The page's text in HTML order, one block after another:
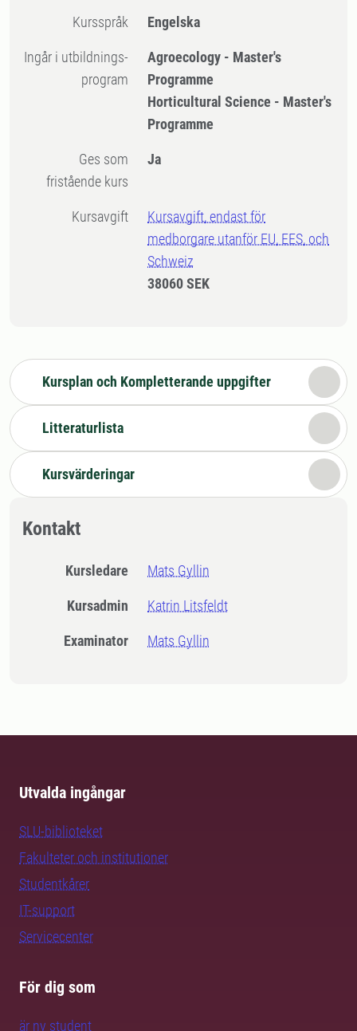
Kursspråk Engelska
Ingår i utbildnings-
program
Agroecology - Master's
Programme
Horticultural Science - Master's
Programme
Ges som
fristående kurs
Ja
Kursavgift
Kursavgift, endast för
medborgare utanför EU, EES, och
Schweiz
38060 SEK
Kursplan och Kompletterande uppgifter
Litteraturlista
Kursvärderingar
Kontakt
Kursledare Mats Gyllin
Kursadmin Katrin Litsfeldt
Examinator Mats Gyllin
Utvalda ingångar
SLU-biblioteket
Fakulteter och institutioner
Studentkårer
IT-support
Servicecenter
För dig som
är ny student